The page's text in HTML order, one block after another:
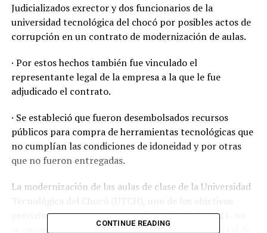
Judicializados exrector y dos funcionarios de la
universidad tecnológica del chocó por posibles actos de
corrupción en un contrato de modernización de aulas.
· Por estos hechos también fue vinculado el
representante legal de la empresa a la que le fue
adjudicado el contrato.
· Se estableció que fueron desembolsados recursos
públicos para compra de herramientas tecnológicas que
no cumplían las condiciones de idoneidad y por otras
que no fueron entregadas.
La modernización de las aulas de clase de la Universidad
Tecnológica del Chocó (UTCH), uno de los objetivos
previstos en un contrato suscrito en junio de 2021, no
se cumplió como estaba previsto. La Fiscalía General de
CONTINUE READING